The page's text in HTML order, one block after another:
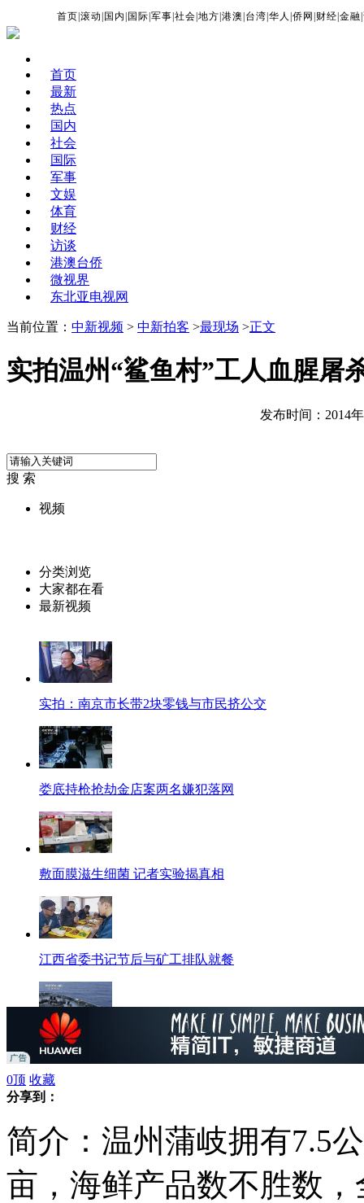
首页 |滚动 国内 国际 |军事 |社会 |地方 |港澳 台湾 |华人 |侨网 财经 |金融 |
首页
最新
热点
国内
社会
国际
军事
文娱
体育
财经
访谈
港澳台侨
微视界
东北亚电视网
当前位置： 中新视频 > 中新拍客 >最现场 >正文
实拍温州“鲨鱼村”工人血腥屠
发布时间：2014
搜 索
视频
分类浏览
大家都在看
最新视频
实拍：南京市长带2块零钱与市民挤公交
娄底持枪抢劫金店案两名嫌犯落网
敷面膜滋生细菌 记者实验揭真相
江西省委书记节后与矿工排队就餐
南海舰队远海训练编队开展实弹射击训练
美海军升级驻日基地舰艇 被指针对中国
0顶 收藏
分享到：
简介：温州蒲岐拥有7.5
亩，海鲜产品数不胜数